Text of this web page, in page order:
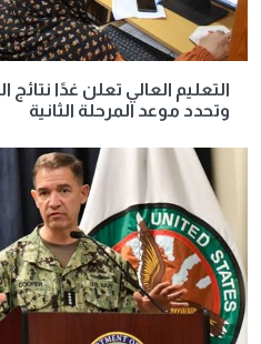
التعليم العالي تعلن غدًا نتائج
وتحدد موعد المرحلة الثانية